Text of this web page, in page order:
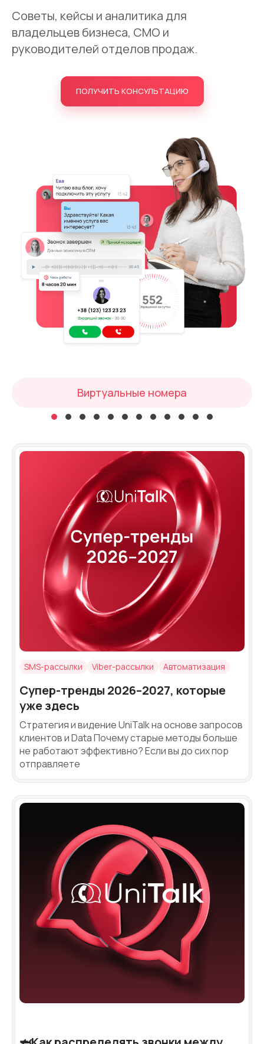
Речевая аналитика
UniTalk Contact Center
SIP-телефония
Автоматизация
Голосовой робот
UniTalk Chat
Автообзвон
Автоматический телефонный опрос
Автоматический перезвон клиентам
Автоинформатор
Интерактивное голосовое меню — IVR
Дополнительные услуги
SMS-рассылки
Международные SMS-рассылки
Синтез речи
Голосовое приветствие
Сервис подтверждения номера
телефона
Интеграция с IP телефонией
Расширенный пакет поддержки SLA
Телефонная аналитика для бизнеса
Viber-рассылки
Советы, кейсы и аналитика для
владельцев бизнеса, CMO и
руководителей отделов продаж.
ПОЛУЧИТЬ КОНСУЛЬТАЦИЮ
Виртуальные номера
SMS-рассылки Viber-рассылки Автоматизация
Супер-тренды 2026–2027, которые
уже здесь
Стратегия и видение UniTalk на основе запросов
клиентов и Data Почему старые методы больше
не работают эффективно? Если вы до сих пор
отправляете